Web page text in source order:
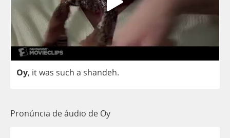
Oy, itwas such a shandeh.
Pronúncia de áudio de Oy